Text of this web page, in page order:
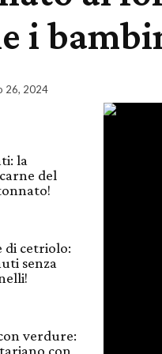
i
26, 2024
la
del
di cetriolo:
senza
verdure:
con